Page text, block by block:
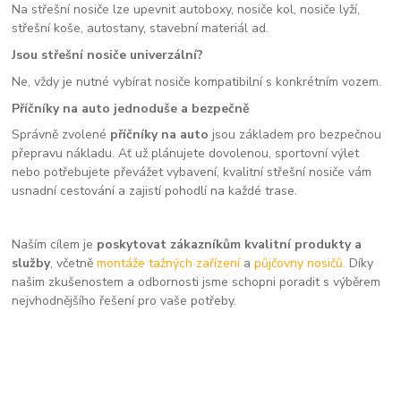
Na střešní nosiče lze upevnit autoboxy, nosiče kol, nosiče lyží,
střešní koše, autostany, stavební materiál ad.
Jsou střešní nosiče univerzální?
Ne, vždy je nutné vybírat nosiče kompatibilní s konkrétním vozem.
Příčníky na auto jednoduše a bezpečně
Správně zvolené příčníky na auto jsou základem pro bezpečnou
přepravu nákladu. Ať už plánujete dovolenou, sportovní výlet
nebo potřebujete převážet vybavení, kvalitní střešní nosiče vám
usnadní cestování a zajistí pohodlí na každé trase.
Naším cílem je poskytovat zákazníkům kvalitní produkty a
služby, včetněmontáže tažných zařízení apůjčovny nosičů. Díky
našim zkušenostem a odbornosti jsme schopni poradit s výběrem
nejvhodnějšího řešení pro vaše potřeby.